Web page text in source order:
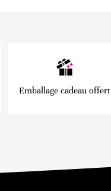
Emballage cadeau offert